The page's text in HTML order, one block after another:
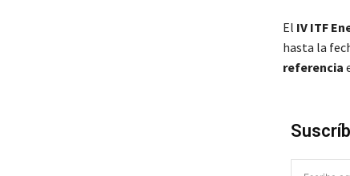
El IV ITF
hasta la
referencia